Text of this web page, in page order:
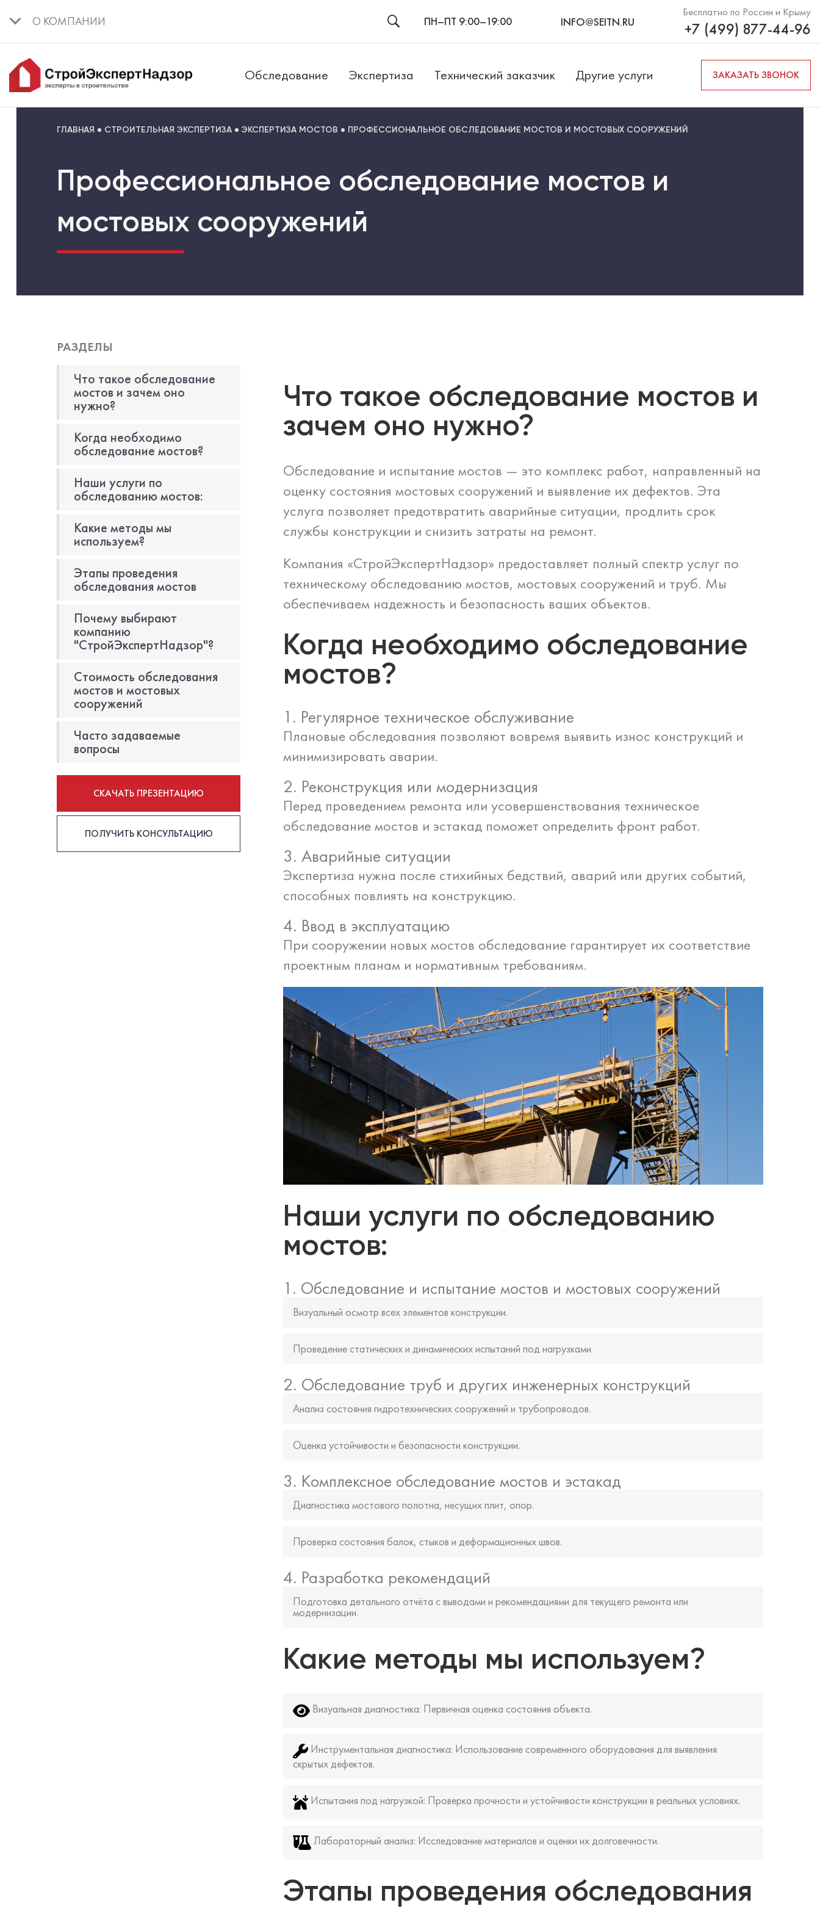
О КОМПАНИИ ПН–ПТ 9:00–19:00 INFO@SEITN.RU
Бесплатно по России и Крыму
+7 (499) 877-44-96
Обследование Экспертиза Технический заказчик Другие услуги ЗАКАЗАТЬ ЗВОНОК
ГЛАВНАЯ СТРОИТЕЛЬНАЯ ЭКСПЕРТИЗА ЭКСПЕРТИЗА МОСТОВ ПРОФЕССИОНАЛЬНОЕ ОБСЛЕДОВАНИЕ МОСТОВ И МОСТОВЫХ СООРУЖЕНИЙ
Профессиональное обследование мостов и
мостовых сооружений
РАЗДЕЛЫ
Что такое обследование
мостов и зачем оно
нужно?
Когда необходимо
обследование мостов?
Наши услуги по
обследованию мостов:
Какие методы мы
используем?
Этапы проведения
обследования мостов
Почему выбирают
компанию
"СтройЭкспертНадзор"?
Стоимость обследования
мостов и мостовых
сооружений
Часто задаваемые
вопросы
СКАЧАТЬ ПРЕЗЕНТАЦИЮ
ПОЛУЧИТЬ КОНСУЛЬТАЦИЮ
Что такое обследование мостов и
зачем оно нужно?
Обследование и испытание мостов — это комплекс работ, направленный на
оценку состояния мостовых сооружений и выявление их дефектов. Эта
услуга позволяет предотвратить аварийные ситуации, продлить срок
службы конструкции и снизить затраты на ремонт.
Компания «СтройЭкспертНадзор» предоставляет полный спектр услуг по
техническому обследованию мостов, мостовых сооружений и труб. Мы
обеспечиваем надежность и безопасность ваших объектов.
Когда необходимо обследование
мостов?
1. Регулярное техническое обслуживание
Плановые обследования позволяют вовремя выявить износ конструкций и
минимизировать аварии.
2. Реконструкция или модернизация
Перед проведением ремонта или усовершенствования техническое
обследование мостов и эстакад поможет определить фронт работ.
3. Аварийные ситуации
Экспертиза нужна после стихийных бедствий, аварий или других событий,
способных повлиять на конструкцию.
4. Ввод в эксплуатацию
При сооружении новых мостов обследование гарантирует их соответствие
проектным планам и нормативным требованиям.
Наши услуги по обследованию
мостов:
1. Обследование и испытание мостов и мостовых сооружений
Визуальный осмотр всех элементов конструкции.
Проведение статических и динамических испытаний под нагрузками.
2. Обследование труб и других инженерных конструкций
Анализ состояния гидротехнических сооружений и трубопроводов.
Оценка устойчивости и безопасности конструкции.
3. Комплексное обследование мостов и эстакад
Диагностика мостового полотна, несущих плит, опор.
Проверка состояния балок, стыков и деформационных швов.
4. Разработка рекомендаций
Подготовка детального отчёта с выводами и рекомендациями для текущего ремонта или
модернизации.
Какие методы мы используем?
Визуальная диагностика: Первичная оценка состояния объекта.
Инструментальная диагностика: Использование современного оборудования для выявления
скрытых дефектов.
Испытания под нагрузкой: Проверка прочности и устойчивости конструкции в реальных условиях.
Лабораторный анализ: Исследование материалов и оценки их долговечности.
Этапы проведения обследования